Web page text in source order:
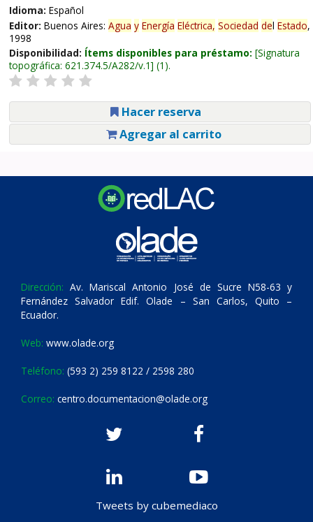
Idioma: Español
Editor: Buenos Aires: Agua y Energía Eléctrica, Sociedad del Estado,
1998
Disponibilidad: Ítems disponibles para préstamo: Signatura
topográfica: 621.374.5/A282/v.1 (1).
Hacer reserva
Agregar al carrito
Dirección: Av. Mariscal Antonio José de Sucre N58-63 y
Fernández Salvador Edif. Olade – San Carlos, Quito –
Ecuador.
Web: www.olade.org
Teléfono: (593 2) 259 8122 / 2598 280
Correo: centro.documentacion@olade.org
Tweets by cubemediaco